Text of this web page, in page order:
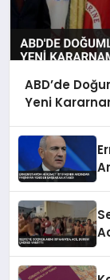
ABD’de
Yeni